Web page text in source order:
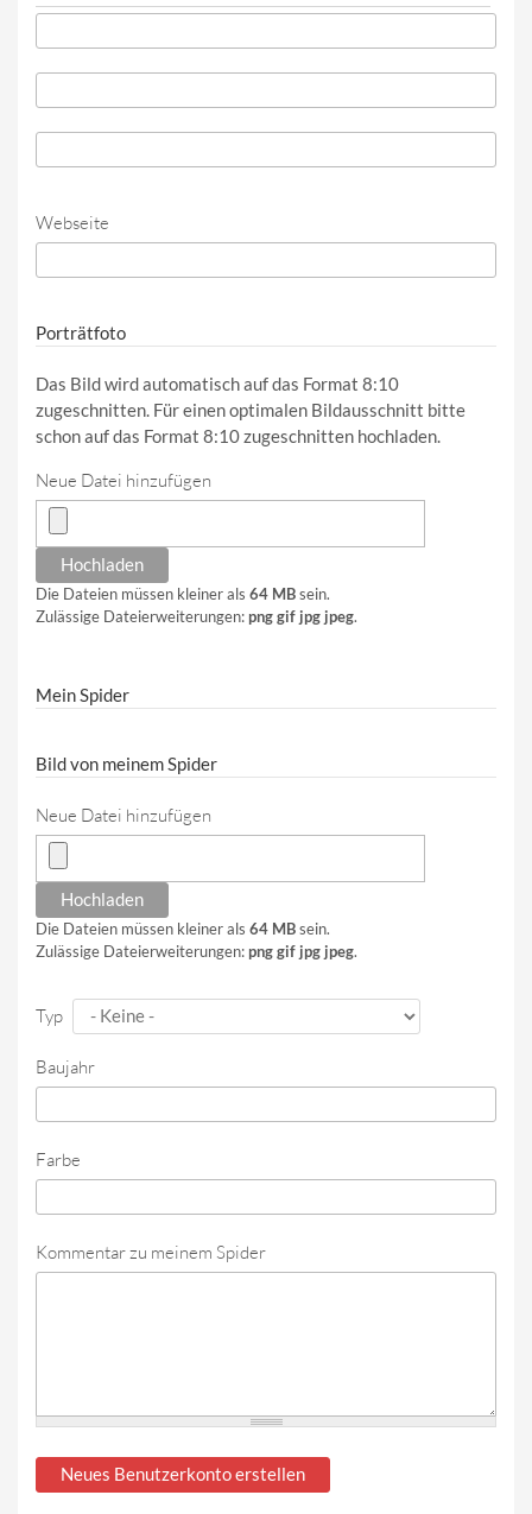
Webseite
Porträtfoto
Das Bild wird automatisch auf das Format 8:10
zugeschnitten. Für einen optimalen Bildausschnitt bitte
schon auf das Format 8:10 zugeschnitten hochladen.
Neue Datei hinzufügen
Die Dateien müssen kleiner als 64 MBsein.
Zulässige Dateierweiterungen:png gif jpg jpeg.
Mein Spider
Bild von meinem Spider
Neue Datei hinzufügen
Die Dateien müssen kleiner als 64 MBsein.
Zulässige Dateierweiterungen:png gif jpg jpeg.
Typ
Baujahr
Farbe
Kommentar zu meinem Spider